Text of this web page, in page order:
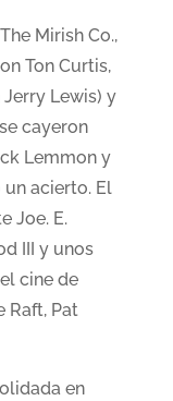
Mirish Co.,
Ton Curtis,
Jerry Lewis) y
cayeron
Lemmon y
acierto. El
Joe. E.
III y unos
cine de
Raft, Pat
en